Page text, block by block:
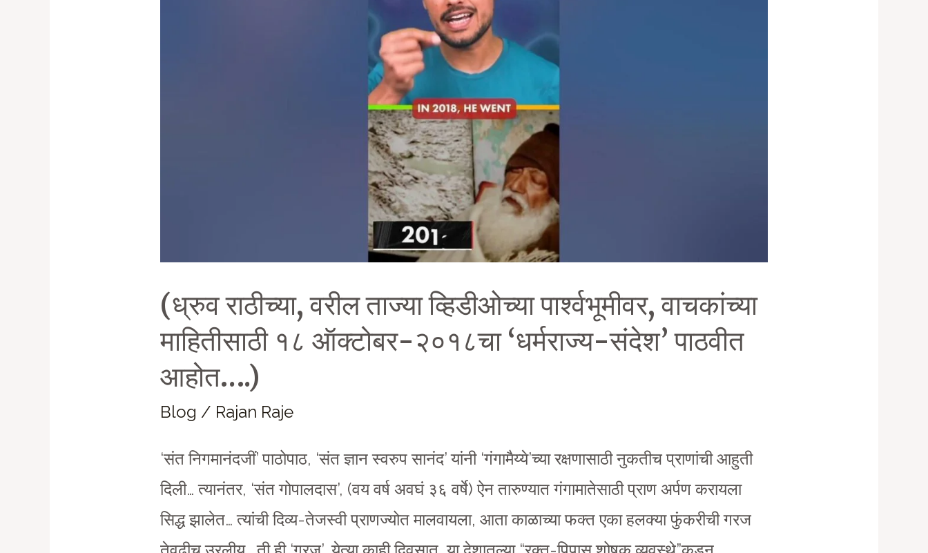
(ध्रुव राठीच्या, वरील ताज्या व्हिडीओच्या पार्श्वभूमीवर, वाचकांच्या
माहितीसाठी १८ ऑक्टोबर-२०१८चा ‘धर्मराज्य-संदेश’ पाठवीत
आहोत….)
Blog / Rajan Raje
‘संत निगमानंदजीं’ पाठोपाठ, ‘संत ज्ञान स्वरुप सानंद’ यांनी ‘गंगामैय्ये’च्या रक्षणासाठी नुकतीच प्राणांची आहुती
दिली… त्यानंतर, ‘संत गोपालदास’, (वय वर्ष अवघं ३६ वर्षे) ऐन तारुण्यात गंगामातेसाठी प्राण अर्पण करायला
सिद्ध झालेत… त्यांची दिव्य-तेजस्वी प्राणज्योत मालवायला, आता काळाच्या फक्त एका हलक्या फुंकरीची गरज